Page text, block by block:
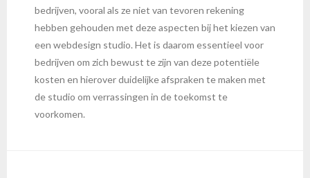
bedrijven, vooral als ze niet van tevoren rekening
hebben gehouden met deze aspecten bij het kiezen van
een webdesign studio. Het is daarom essentieel voor
bedrijven om zich bewust te zijn van deze potentiële
kosten en hierover duidelijke afspraken te maken met
de studio om verrassingen in de toekomst te
voorkomen.